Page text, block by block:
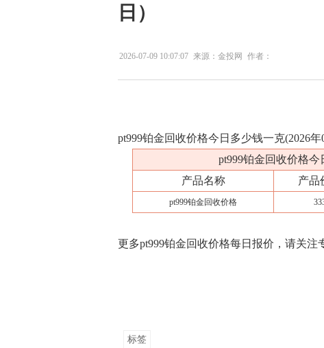
日）
2026-07-09 10:07:07 来源：金投网 作者：
pt999铂金回收价格今日多少钱一克(2026
pt999铂金回收价格今
产品名称
产品
pt999铂金回收价格
更多pt999铂金回收价格每日报价，请关注
标签